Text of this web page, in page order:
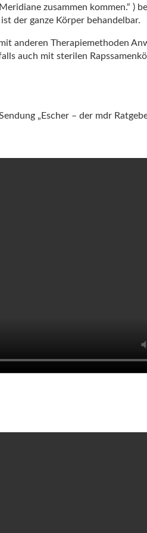
zusammen kommen.“ )
der ganze Körper behandelbar.
anderen Therapiemethoden
auch mit sterilen
„Escher – der mdr